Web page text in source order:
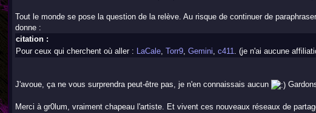
Tout le monde se pose la question de la relève. Au risque de continuer de
donne :
citation :
Pour ceux qui cherchent où aller : LaCale, Torr9, Gemini, c411. (je n'ai aucune
J'avoue, ça ne vous surprendra peut-être pas, je n'en connaissais aucun
Merci à gr0lum, vraiment chapeau l'artiste. Et vivent ces nouveaux réseaux de